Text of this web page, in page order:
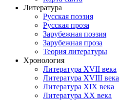
Литература
Русская поэзия
Русская проза
Зарубежная поэзия
Зарубежная проза
Теория литературы
Хронология
Литература XVII века
Литература XVIII века
Литература XIX века
Литература XX века